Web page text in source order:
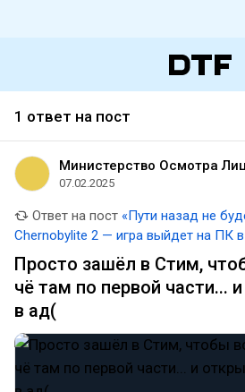
1 ответ на пост
Министерство Осмотра
07.02.2025
Ответ на пост «Пути назад не
Chernobylite 2 — игра выйдет на ПК
марта
Просто зашёл в Стим,
чё там по первой части...
в ад(